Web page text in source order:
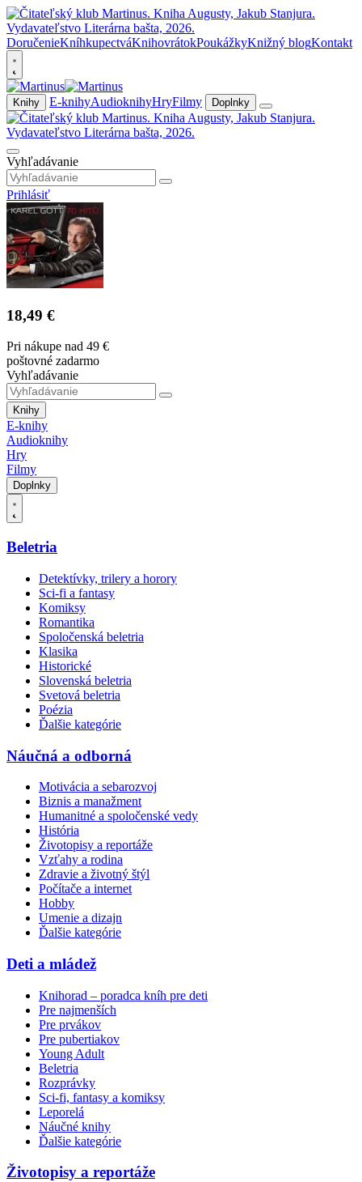
DoručenieKníhkupectváKnihovrátokPoukážkyKnižný blogKontakt
Knihy E-knihyAudioknihyHryFilmy Doplnky
Vyhľadávanie
Prihlásiť
18,49 €
Pri nákupe nad 49 €
poštovné zadarmo
Vyhľadávanie
Knihy
E-knihy
Audioknihy
Hry
Filmy
Doplnky
Beletria
Detektívky, trilery a horory
Sci-fi a fantasy
Komiksy
Romantika
Spoločenská beletria
Klasika
Historické
Slovenská beletria
Svetová beletria
Poézia
Ďalšie kategórie
Náučná a odborná
Motivácia a sebarozvoj
Biznis a manažment
Humanitné a spoločenské vedy
História
Životopisy a reportáže
Vzťahy a rodina
Zdravie a životný štýl
Počítače a internet
Hobby
Umenie a dizajn
Ďalšie kategórie
Deti a mládež
Knihorad – poradca kníh pre deti
Pre najmenších
Pre prvákov
Pre pubertiakov
Young Adult
Beletria
Rozprávky
Sci-fi, fantasy a komiksy
Leporelá
Náučné knihy
Ďalšie kategórie
Životopisy a reportáže